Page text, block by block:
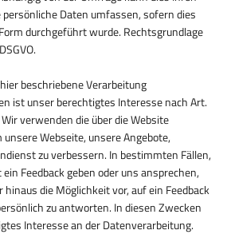
Daten umfassen, sofern dies
durchgeführt wurde. Rechtsgrundlage
beschriebene Verarbeitung
ist unser berechtigtes Interesse nach Art.
verwenden die über die Website
Webseite, unsere Angebote,
zu verbessern. In bestimmten Fällen,
Feedback geben oder uns ansprechen,
die Möglichkeit vor, auf ein Feedback
zu antworten. In diesen Zwecken
Interesse an der Datenverarbeitung.